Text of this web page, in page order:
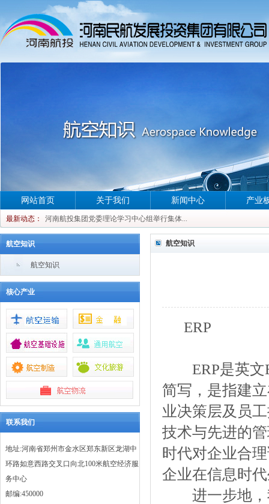
网站首页
最新动态：
河南航投集团党委理论学习中心组举行集体...
河南航投集团党委理论学习中心组举行集体...
河南航投集团党委理论学习中心组举行集体...
河南航投集团党委理论学习中心组举行集体...
关于我们 新闻中心 产业
航空知识
航空知识
核心产业
联系我们
地址:河南省郑州市金水区郑东新区龙湖中
环路如意西路交叉口向北100米航空经济服
务中心
邮编:450000
航空知识
ERP
ERP是英文
简写，是指建
业决策层及员
技术与先进的
时代对企业合
企业在信息时
进一步地，